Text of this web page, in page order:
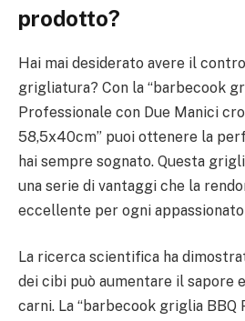
prodotto?
Hai mai desiderato avere il
grigliatura? Con la “barbecook
Professionale con Due Manici
58,5x40cm” puoi ottenere la
hai sempre sognato. Questa
una serie di vantaggi che la
eccellente per ogni
La ricerca scientifica ha
dei cibi può aumentare il sapore
carni. La “barbecook griglia BBQ